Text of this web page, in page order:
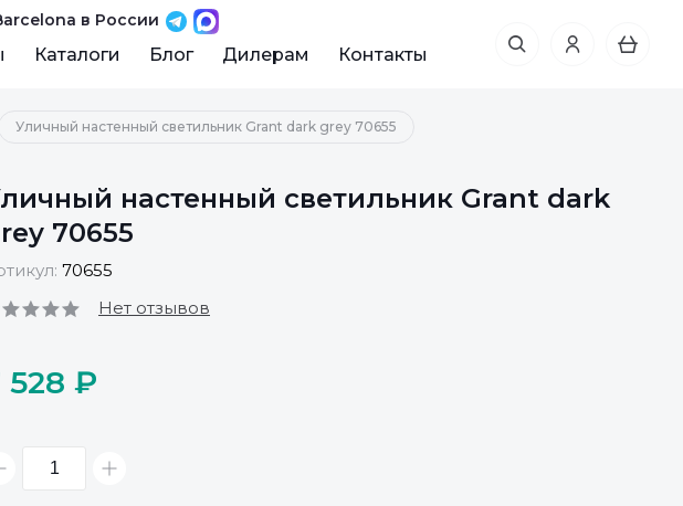
в России
Каталоги Блог Дилерам Контакты
Уличный настенный светильник Grant dark grey 70655
настенный светильник Grant dark
70655
70655
Нет отзывов
528 ₽